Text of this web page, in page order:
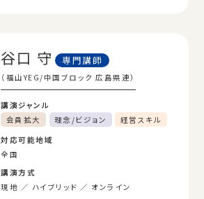
谷口 守 専門講師
（福山YEG/中国ブロック 広島県連）
講演ジャンル
会員拡大
理念/ビジョン
経営スキル
対応可能地域
全国
講演方式
現地
ハイブリッド
オンライン